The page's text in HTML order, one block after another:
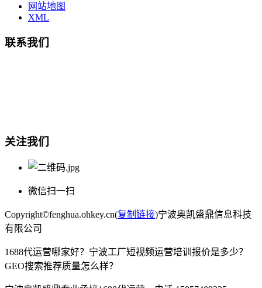
网站地图
XML
联系我们
关注我们
微信扫一扫
Copyright©fenghua.ohkey.cn(复制链接)宁波奥凯盛鼎信息科技
有限公司
1688代运营哪家好？宁波工厂短视频运营培训报价是多少？
GEO搜索推荐质量怎么样？